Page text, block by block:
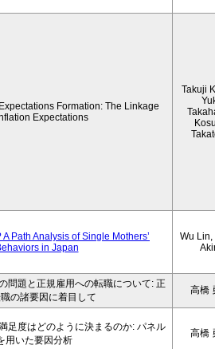
Formation: The Linkage
Expectations
Takuji
Path Analysis of Single Mothers’
in Japan
Wu Lin,
問題と正規雇用への転職について: 正
の諸要因に着目して
高橋
足度はどのように決まるのか: パネル
用いた要因分析
高橋